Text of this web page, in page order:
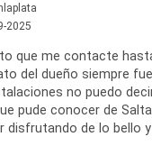
2025
que me contacte
del dueño siempre
no puedo
pude conocer de
disfrutando de lo bello